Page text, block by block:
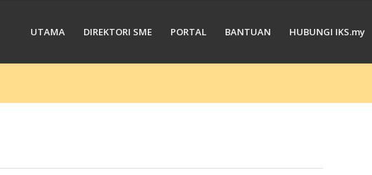
UTAMA DIREKTORI SME PORTAL BANTUAN HUBUNGI IKS.my